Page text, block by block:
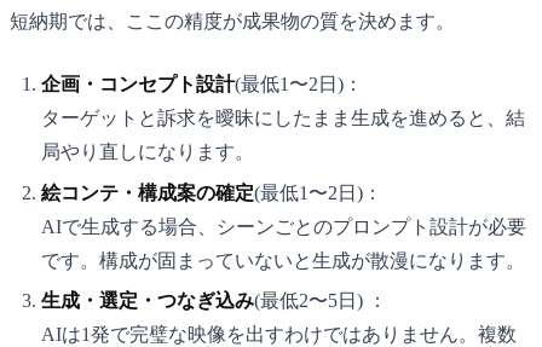
短納期では、ここの精度が成果物の質を決めます。
企画・コンセプト設計(最低1〜2日)：
ターゲットと訴求を曖昧にしたまま生成を進めると、結
局やり直しになります。
絵コンテ・構成案の確定(最低1〜2日)：
AIで生成する場合、シーンごとのプロンプト設計が必要
です。構成が固まっていないと生成が散漫になります。
生成・選定・つなぎ込み(最低2〜5日) ：
AIは1発で完璧な映像を出すわけではありません。複数